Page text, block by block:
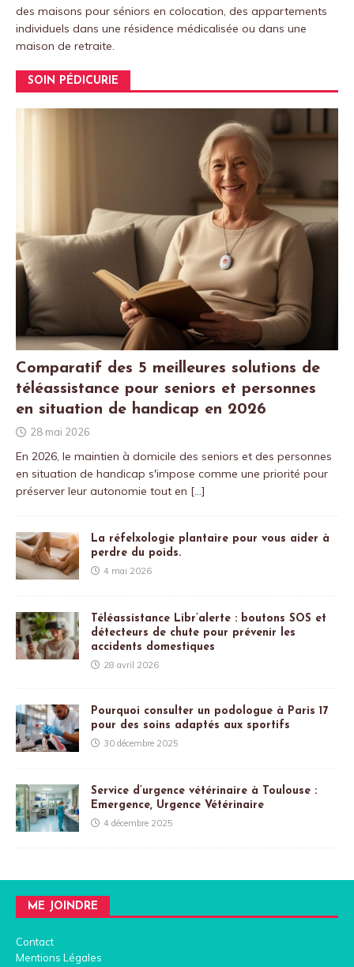
des maisons pour séniors en colocation, des appartements
individuels dans une résidence médicalisée ou dans une
maison de retraite.
SOIN PÉDICURIE
Comparatif des 5 meilleures solutions de
téléassistance pour seniors et personnes
en situation de handicap en 2026
28 mai 2026
En 2026, le maintien à domicile des seniors et des personnes
en situation de handicap s'impose comme une priorité pour
préserver leur autonomie tout en […]
La réfelxologie plantaire pour vous aider à
perdre du poids.
4 mai 2026
Téléassistance Libr’alerte : boutons SOS et
détecteurs de chute pour prévenir les
accidents domestiques
28 avril 2026
Pourquoi consulter un podologue à Paris 17
pour des soins adaptés aux sportifs
30 décembre 2025
Service d’urgence vétérinaire à Toulouse :
Emergence, Urgence Vétérinaire
4 décembre 2025
ME JOINDRE
Contact
Mentions Légales